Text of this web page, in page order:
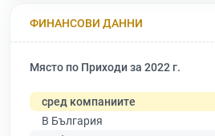
ФИНАНСОВИ ДАННИ
Място по Приходи за 2022 г.
сред компаниите
В България